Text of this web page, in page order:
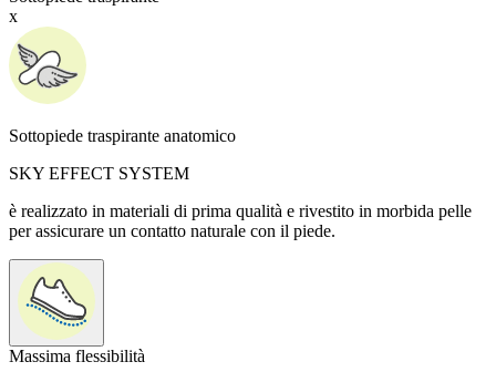
x
Sottopiede traspirante anatomico
SKY EFFECT SYSTEM
è realizzato in materiali di prima qualità e rivestito in morbida pelle
per assicurare un contatto naturale con il piede.
Massima flessibilità